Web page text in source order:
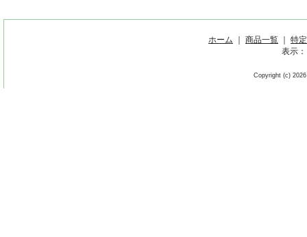
ホーム ｜ 商品一覧 ｜
特
表示：
Copyright (c)